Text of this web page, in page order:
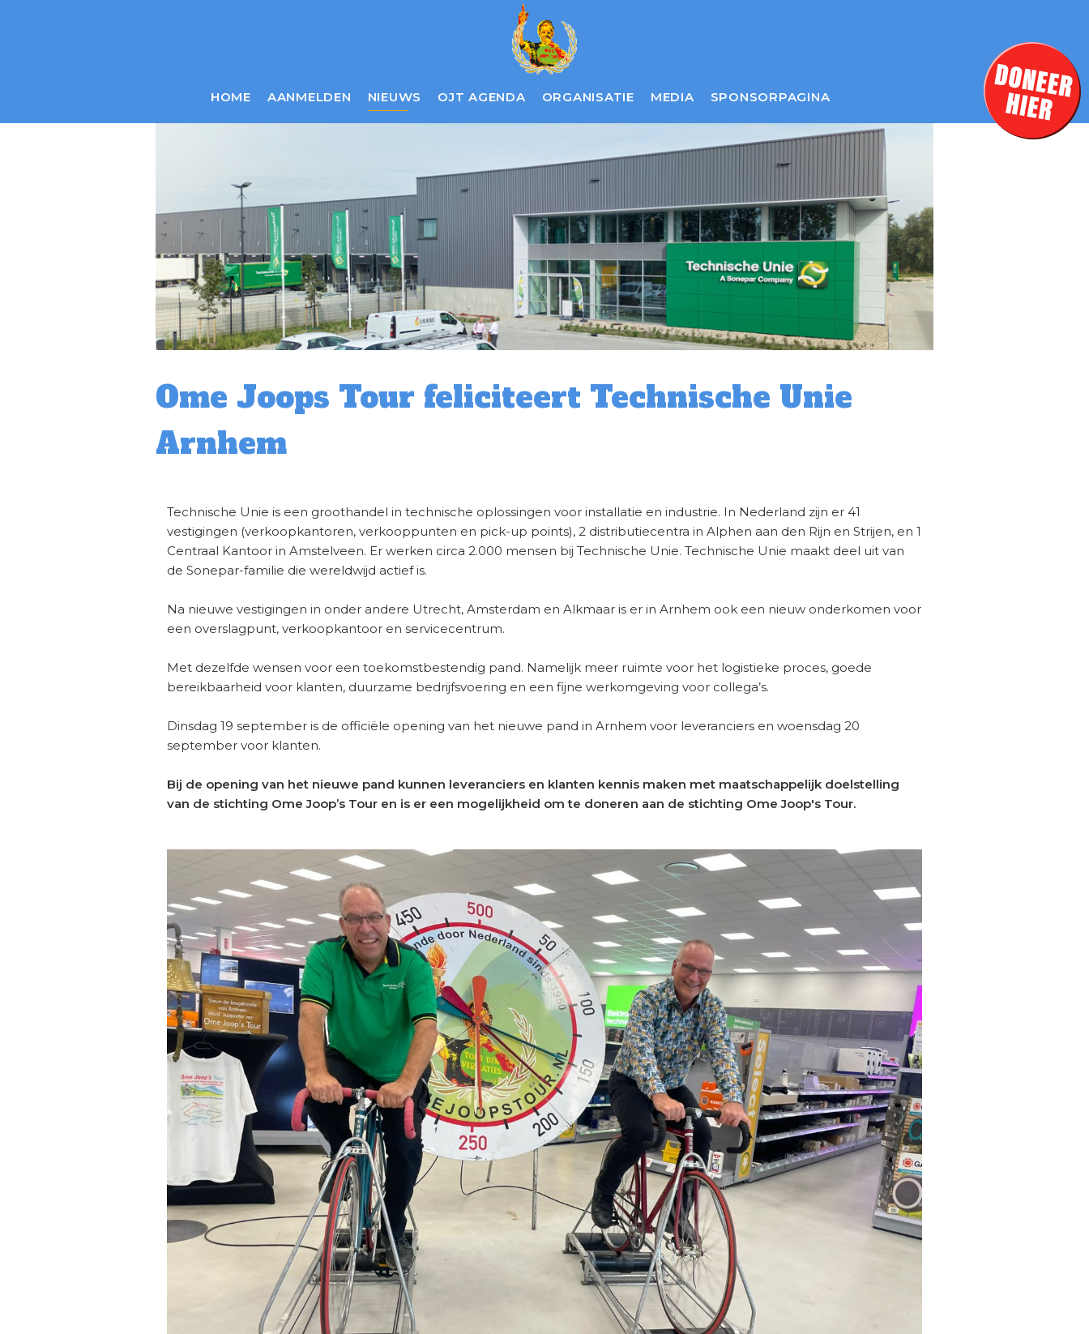
HOME AANMELDEN NIEUWS OJT AGENDA ORGANISATIE MEDIA SPONSORPAGINA
Ome Joops Tour feliciteert Technische Unie
Arnhem
Technische Unie is een groothandel in technische oplossingen voor installatie en industrie. In Nederland zijn er 41
vestigingen (verkoopkantoren, verkooppunten en pick-up points), 2 distributiecentra in Alphen aan den Rijn en Strijen, en 1
Centraal Kantoor in Amstelveen. Er werken circa 2.000 mensen bij Technische Unie. Technische Unie maakt deel uit van
de Sonepar-familie die wereldwijd actief is.
Na nieuwe vestigingen in onder andere Utrecht, Amsterdam en Alkmaar is er in Arnhem ook een nieuw onderkomen voor
een overslagpunt, verkoopkantoor en servicecentrum.
Met dezelfde wensen voor een toekomstbestendig pand. Namelijk meer ruimte voor het logistieke proces, goede
bereikbaarheid voor klanten, duurzame bedrijfsvoering en een fijne werkomgeving voor collega’s.
Dinsdag 19 september is de officiële opening van het nieuwe pand in Arnhem voor leveranciers en woensdag 20
september voor klanten.
Bij de opening van het nieuwe pand kunnen leveranciers en klanten kennis maken met maatschappelijk doelstelling
van de stichting Ome Joop’s Tour en is er een mogelijkheid om te doneren aan de stichting Ome Joop's Tour.